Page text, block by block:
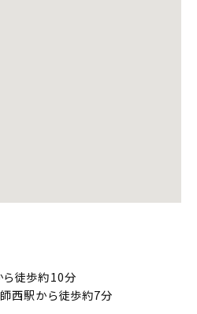
徒歩約10分
西駅から徒歩約7分